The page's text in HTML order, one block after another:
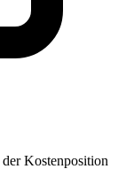
Kostenposition